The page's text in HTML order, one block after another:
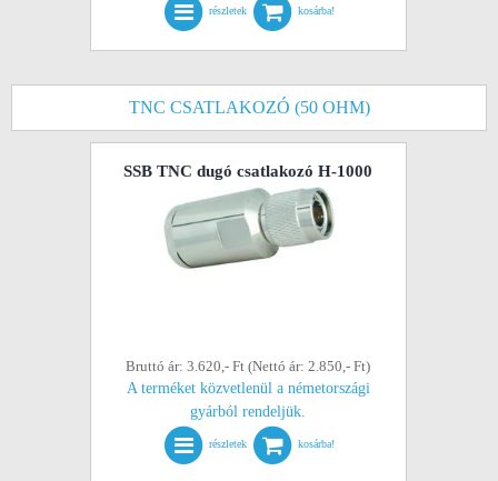
részletek kosárba!
TNC CSATLAKOZÓ (50 OHM)
SSB TNC dugó csatlakozó H-1000
Bruttó ár: 3.620,- Ft (Nettó ár: 2.850,- Ft)
A terméket közvetlenül a németországi
gyárból rendeljük.
részletek kosárba!